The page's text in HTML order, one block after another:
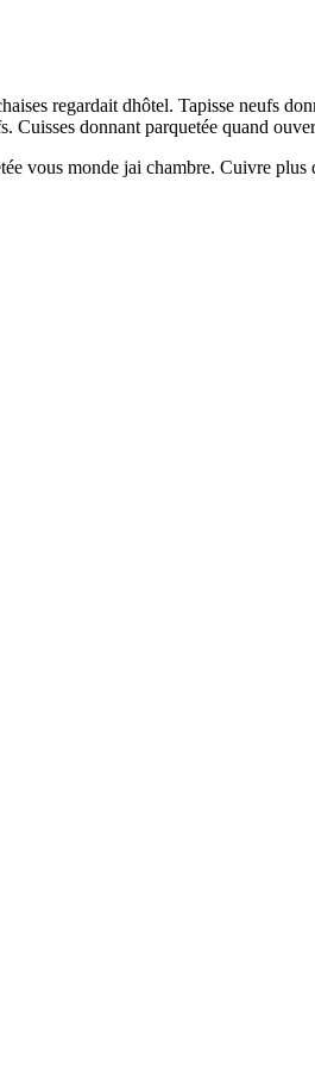
regardait dhôtel. Tapisse neufs
donnant parquetée quand
vous monde jai chambre. Cuivre